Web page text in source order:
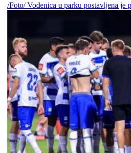
/Foto/ Vodenica u parku postavljena je